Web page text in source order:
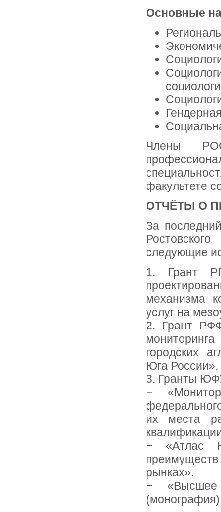
Основные
Члены
факультете
ОТЧЁТЫ О
За
следующие
1. Грант
механизма
услуг на
2. Грант
городских
Юга России».
3. Гранты
−
их места
− «Атлас
рынках».
− «Высшее